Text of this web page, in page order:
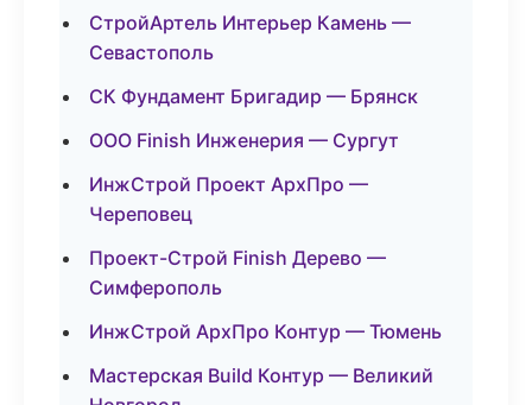
СтройАртель Интерьер Камень —
Севастополь
СК Фундамент Бригадир — Брянск
ООО Finish Инженерия — Сургут
ИнжСтрой Проект АрхПро —
Череповец
Проект-Строй Finish Дерево —
Симферополь
ИнжСтрой АрхПро Контур — Тюмень
Мастерская Build Контур — Великий